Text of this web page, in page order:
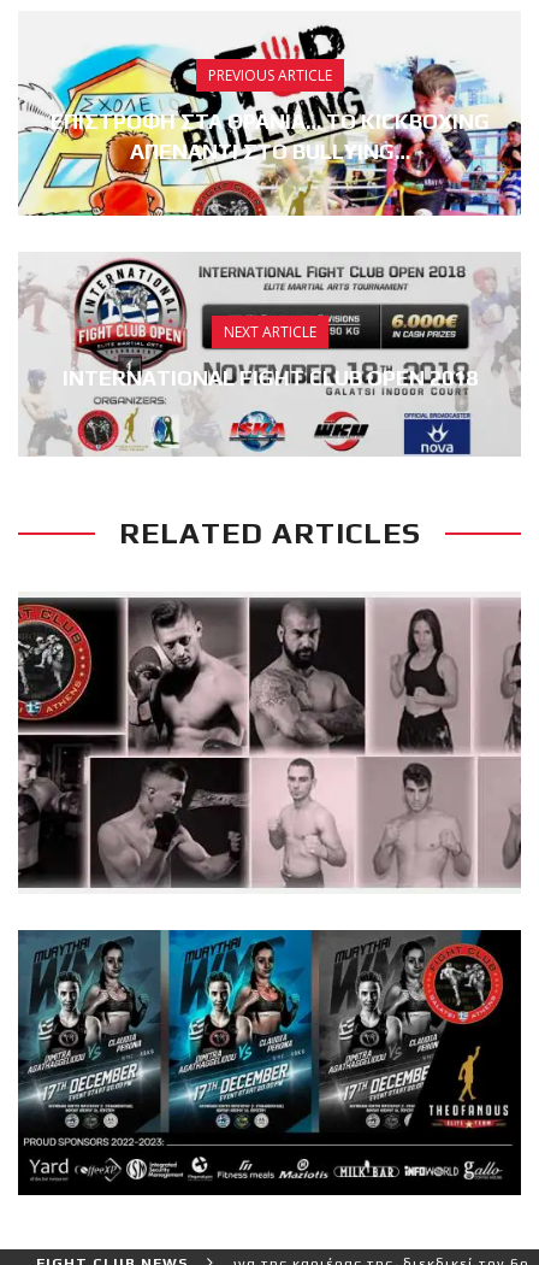
PREVIOUS ARTICLE
ΕΠΙΣΤΡΟΦΗ ΣΤΑ ΘΡΑΝΙΑ… ΤΟ KICKBOXING
ΑΠΕΝΑΝΤΙ ΣΤΟ BULLYING…
NEXT ARTICLE
INTERNATIONAL FIGHT CLUB OPEN 2018
RELATED ARTICLES